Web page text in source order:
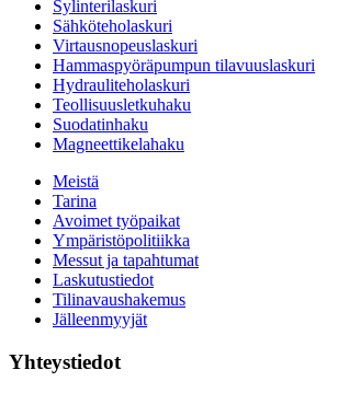
Sylinterilaskuri
Sähköteholaskuri
Virtausnopeuslaskuri
Hammaspyöräpumpun tilavuuslaskuri
Hydrauliteholaskuri
Teollisuusletkuhaku
Suodatinhaku
Magneettikelahaku
Meistä
Tarina
Avoimet työpaikat
Ympäristöpolitiikka
Messut ja tapahtumat
Laskutustiedot
Tilinavaushakemus
Jälleenmyyjät
Yhteystiedot